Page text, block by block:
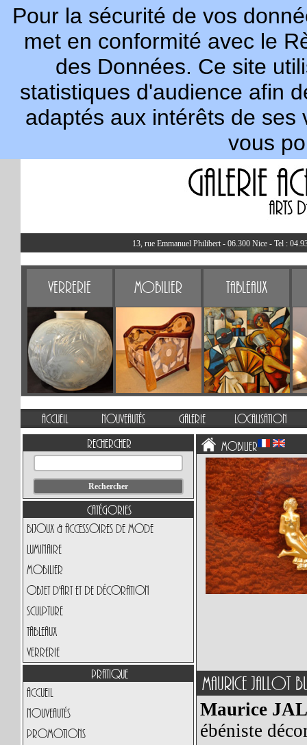
Pour la sécurité de vos
met en conformité avec le
des Données. Ce site
statistiques d'audience afin
adaptés aux intérêts de
vous
13, rue Emmanuel Philibert - 06.300 Nice - Tel :
Verrerie Mobilier Tableaux
Accueil Nouveautés Galerie
Localisation
Rechercher
Catégories
Bijoux & Accessoires de Mode
Luminaire
Mobilier
Objet d'art et de Décoration
Sculpture
Tableaux
Verrerie
Pratique
Accueil
Nouveautés
Promotions
Mobilier
MAURICE
Maurice
ébéniste